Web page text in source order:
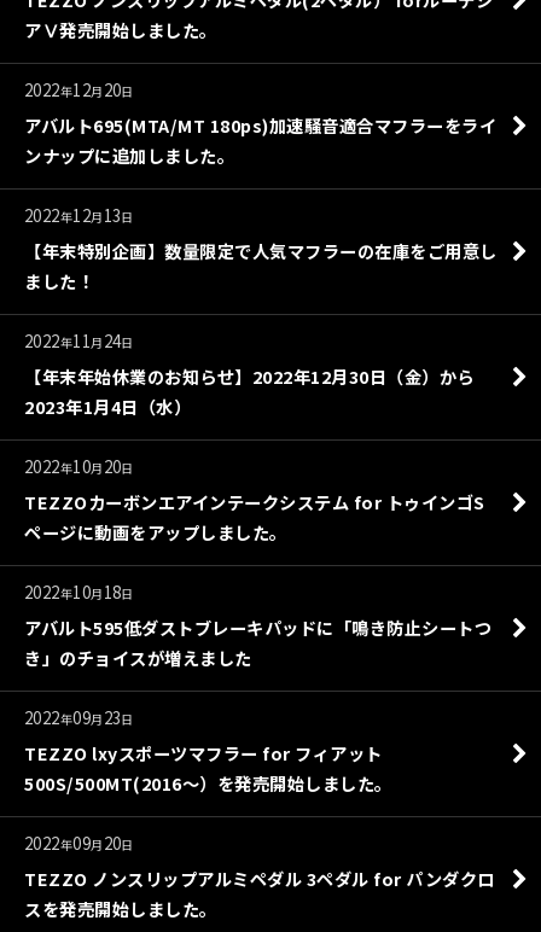
アⅤ発売開始しました。
2022年12月 20日
アバルト695(MTA/MT 180ps)加速騒音適合マフラーをライ
ンナップに追加しました。
2022年12月 13日
【年末特別企画】数量限定で人気マフラーの在庫をご用意し
ました！
2022年11月 24日
【年末年始休業のお知らせ】2022年12月30日（金）から
2023年1月4日（水）
2022年10月 20日
TEZZOカーボンエアインテークシステム for トゥインゴS
ページに動画をアップしました。
2022年10月 18日
アバルト595低ダストブレーキパッドに「鳴き防止シートつ
き」のチョイスが増えました
2022年09月 23日
TEZZO lxyスポーツマフラー for フィアット
500S/500MT(2016～）を発売開始しました。
2022年09月 20日
TEZZO ノンスリップアルミペダル 3ペダル for パンダクロ
スを発売開始しました。